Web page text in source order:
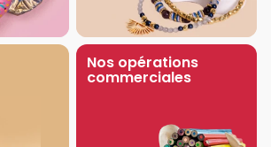
Nos opérations
commerciales